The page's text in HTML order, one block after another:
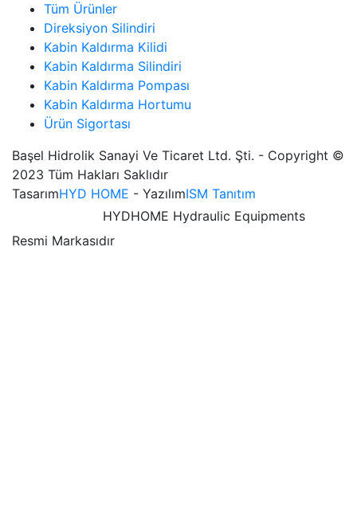
Tüm Ürünler
Direksiyon Silindiri
Kabin Kaldırma Kilidi
Kabin Kaldırma Silindiri
Kabin Kaldırma Pompası
Kabin Kaldırma Hortumu
Ürün Sigortası
Başel Hidrolik Sanayi Ve Ticaret Ltd. Şti. - Copyright ©
2023 Tüm Hakları Saklıdır
TasarımHYD HOME - YazılımISM Tanıtım
HYDHOME Hydraulic Equipments
Resmi Markasıdır